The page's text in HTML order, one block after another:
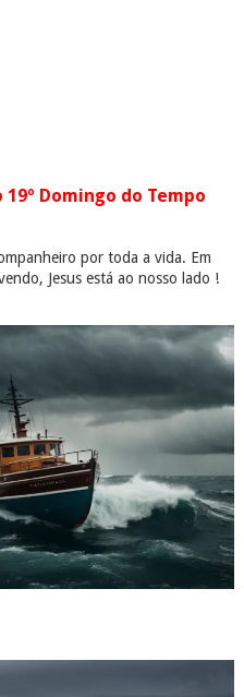
Domingo do Tempo
por toda a vida. Em
Jesus está ao nosso lado !